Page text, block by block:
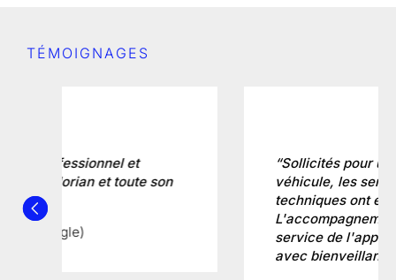
TÉMOIGNAGES
“Sollicités pour un pèse-essieux de
véhicule, les services commerciaux et
L'accompagnement ainsi que la mise en
service de l'appareil ont été réalisés